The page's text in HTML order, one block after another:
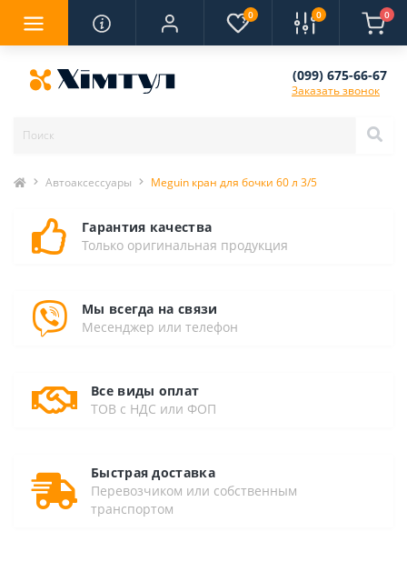
0 0 0
(099) 675-66-67
Заказать звонок
Автоаксессуары Meguin кран для бочки 60 л 3/5
Гарантия качества
Только оригинальная продукция
Мы всегда на связи
Месенджер или телефон
Все виды оплат
ТОВ с НДС или ФОП
Быстрая доставка
Перевозчиком или собственным
транспортом